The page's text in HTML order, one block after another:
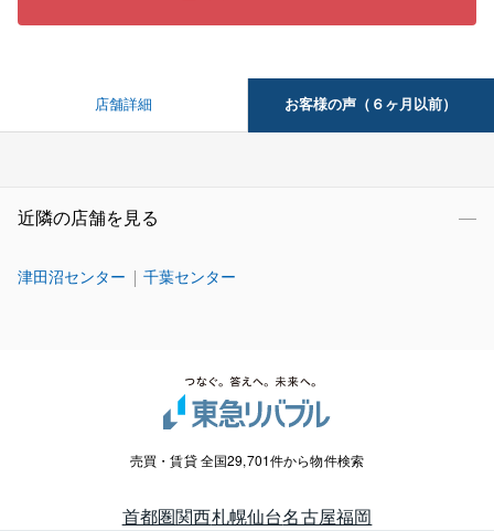
店舗詳細 お客様の声（６ヶ月以前）
近隣の店舗を見る
津田沼センター 千葉センター
売買・賃貸 全国29,701件から物件検索
首都圏関西札幌仙台名古屋福岡